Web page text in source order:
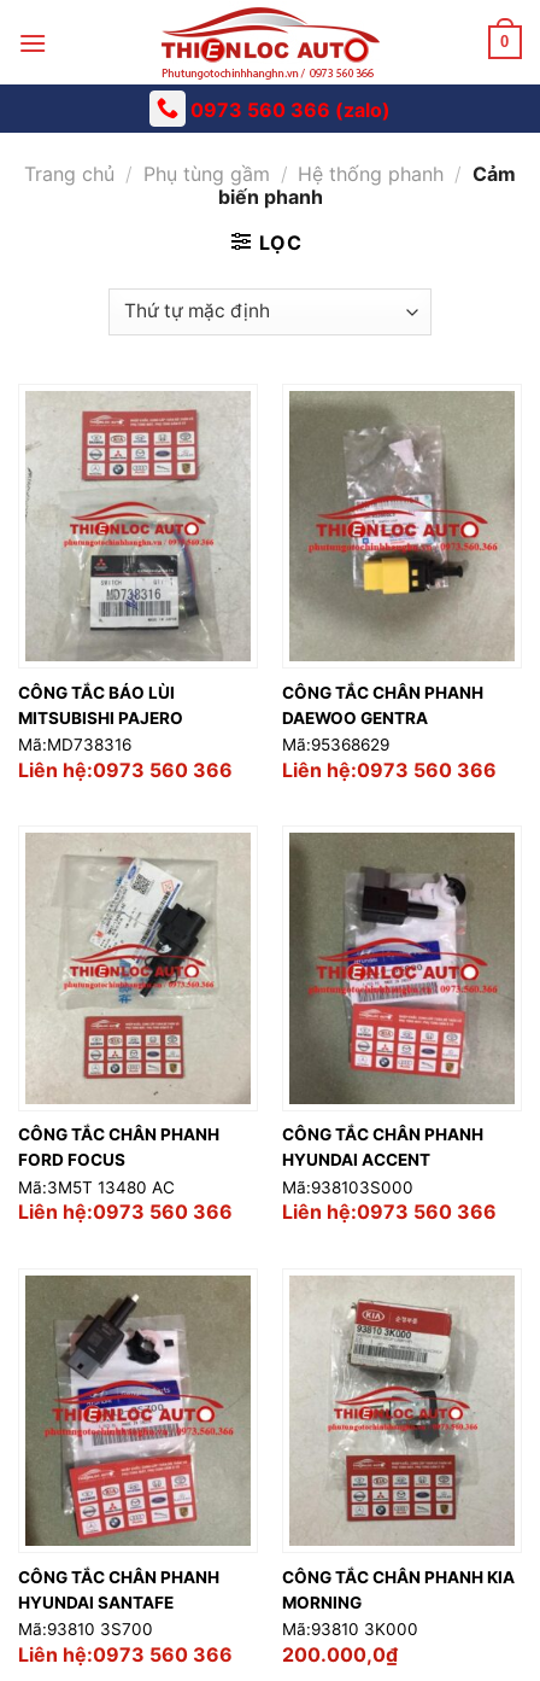
0
0973 560 366 (zalo)
Trang chủ / Phụ tùng gầm / Hệ thống phanh / Cảm
biến phanh
LỌC
CÔNG TẮC BÁO LÙI
MITSUBISHI PAJERO
Mã:MD738316
Liên hệ:0973 560 366
CÔNG TẮC CHÂN PHANH
DAEWOO GENTRA
Mã:95368629
Liên hệ:0973 560 366
CÔNG TẮC CHÂN PHANH
FORD FOCUS
Mã:3M5T 13480 AC
Liên hệ:0973 560 366
CÔNG TẮC CHÂN PHANH
HYUNDAI ACCENT
Mã:938103S000
Liên hệ:0973 560 366
CÔNG TẮC CHÂN PHANH
HYUNDAI SANTAFE
Mã:93810 3S700
Liên hệ:0973 560 366
CÔNG TẮC CHÂN PHANH KIA
MORNING
Mã:93810 3K000
200.000,0₫